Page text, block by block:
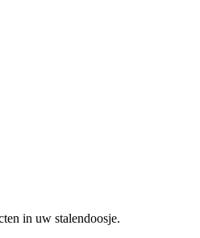
in uw stalendoosje.